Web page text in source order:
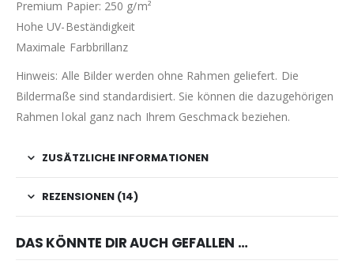
Premium Papier: 250 g/m²
Hohe UV-Beständigkeit
Maximale Farbbrillanz
Hinweis: Alle Bilder werden ohne Rahmen geliefert. Die
Bildermaße sind standardisiert. Sie können die dazugehörigen
Rahmen lokal ganz nach Ihrem Geschmack beziehen.
ZUSÄTZLICHE INFORMATIONEN
REZENSIONEN (14)
DAS KÖNNTE DIR AUCH GEFALLEN …